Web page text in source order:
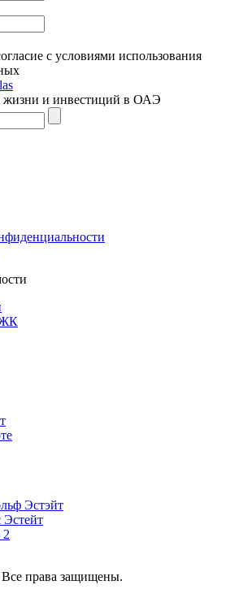
с условиями использования
жизни и инвестиций в ОАЭ
ЖК
Эстэйт
2
права защищены.